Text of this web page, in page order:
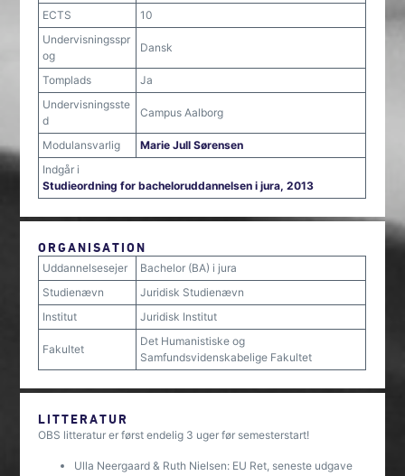
ECTS
10
Undervisningsspr
og
Dansk
Tomplads
Ja
Undervisningsste
d
Campus Aalborg
Modulansvarlig
Marie Jull Sørensen
Indgår i
Studieordning for bacheloruddannelsen i jura, 2013
ORGANISATION
Uddannelsesejer
Bachelor (BA) i jura
Studienævn
Juridisk Studienævn
Institut
Juridisk Institut
Fakultet
Det Humanistiske og
Samfundsvidenskabelige Fakultet
LITTERATUR
OBS litteratur er først endelig 3 uger før semesterstart!
Ulla Neergaard & Ruth Nielsen: EU Ret, seneste udgave